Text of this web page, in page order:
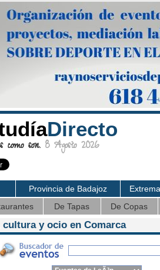
Directo
son. 8 Agosto 2026
Provincia de Badajoz
De Tapas De Copas
cultura y ocio en Comarca